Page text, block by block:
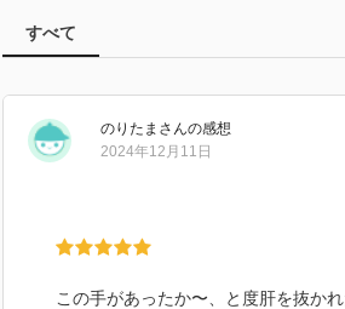
すべて
のりたま さんの感想
2024年12月11日
この手があったか〜、と度肝を抜かれ